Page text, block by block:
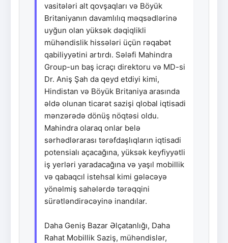
vasitələri alt qovşaqları və Böyük
Britaniyanın davamlılıq məqsədlərinə
uyğun olan yüksək dəqiqlikli
mühəndislik hissələri üçün rəqabət
qabiliyyətini artırdı. Sələfi Mahindra
Group-un baş icraçı direktoru və MD-si
Dr. Aniş Şah da qeyd etdiyi kimi,
Hindistan və Böyük Britaniya arasında
əldə olunan ticarət sazişi qlobal iqtisadi
mənzərədə dönüş nöqtəsi oldu.
Mahindra olaraq onlar belə
sərhədlərarası tərəfdaşlıqların iqtisadi
potensialı açacağına, yüksək keyfiyyətli
iş yerləri yaradacağına və yaşıl mobillik
və qabaqcıl istehsal kimi gələcəyə
yönəlmiş sahələrdə tərəqqini
sürətləndirəcəyinə inandılar.
Daha Geniş Bazar Əlçatanlığı, Daha
Rahat Mobillik Saziş, mühəndislər,